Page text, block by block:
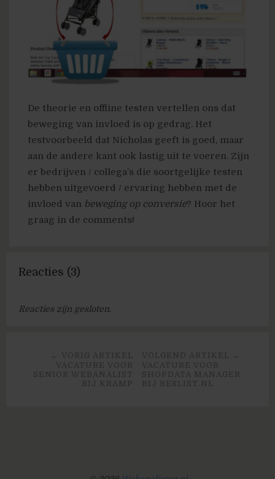
De theorie en offline testen vertellen ons dat
beweging van invloed is op gedrag. Het
testvoorbeeld dat Nicholas geeft is goed, maar
aan de andere kant ook lastig uit te voeren. Zijn
er bedrijven / collega’s die soortgelijke testen
hebben uitgevoerd / ervaring hebben met de
invloed van beweging op conversie? Hoor het
graag in de comments!
Reacties (3)
Reacties zijn gesloten.
VOLGEND ARTIKEL →
VACATURE VOOR
SHOPDATA MANAGER
BIJ BESLIST.NL
← VORIG ARTIKEL
VACATURE VOOR
SENIOR WEBANALIST
BIJ KRAMP